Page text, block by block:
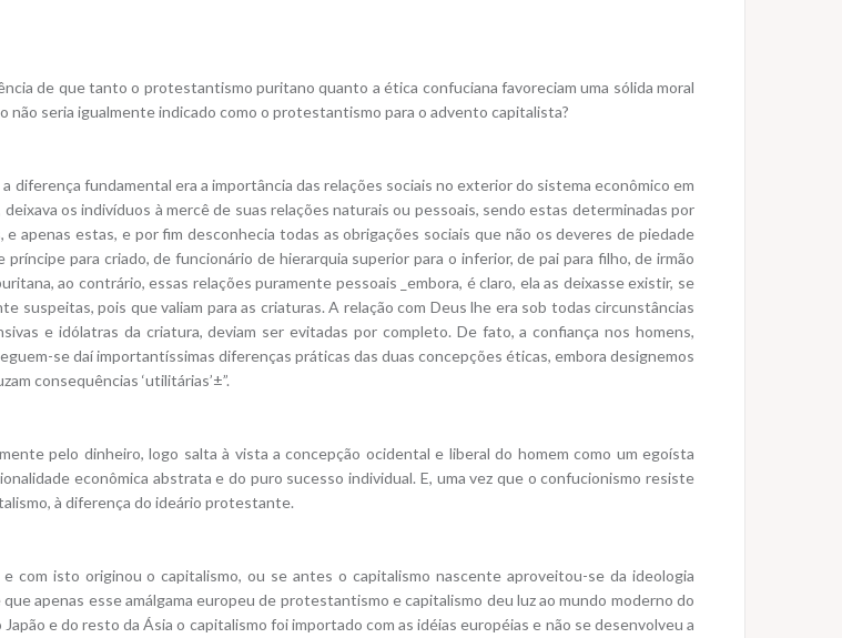
de que tanto o protestantismo puritano quanto a ética confuciana favoreciam uma sólida moral
seria igualmente indicado como o protestantismo para o advento capitalista?
a diferença fundamental era a importância das relações sociais no exterior do sistema econômico em
os indivíduos à mercê de suas relações naturais ou pessoais, sendo estas determinadas por
apenas estas, e por fim desconhecia todas as obrigações sociais que não os deveres de piedade
para criado, de funcionário de hierarquia superior para o inferior, de pai para filho, de irmão
ao contrário, essas relações puramente pessoais _embora, é claro, ela as deixasse existir, se
suspeitas, pois que valiam para as criaturas. A relação com Deus lhe era sob todas circunstâncias
e idólatras da criatura, deviam ser evitadas por completo. De fato, a confiança nos homens,
se daí importantíssimas diferenças práticas das duas concepções éticas, embora designemos
consequências ‘utilitárias’±”.
pelo dinheiro, logo salta à vista a concepção ocidental e liberal do homem como um egoísta
econômica abstrata e do puro sucesso individual. E, uma vez que o confucionismo resiste
à diferença do ideário protestante.
com isto originou o capitalismo, ou se antes o capitalismo nascente aproveitou-se da ideologia
apenas esse amálgama europeu de protestantismo e capitalismo deu luz ao mundo moderno do
e do resto da Ásia o capitalismo foi importado com as idéias européias e não se desenvolveu a